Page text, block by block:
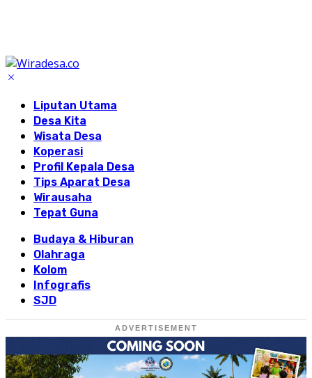
Liputan Utama
Desa Kita
Wisata Desa
Koperasi
Profil Kepala Desa
Tips Aparat Desa
Wirausaha
Tepat Guna
Budaya & Hiburan
Olahraga
Kolom
Infografis
SJD
ADVERTISEMENT